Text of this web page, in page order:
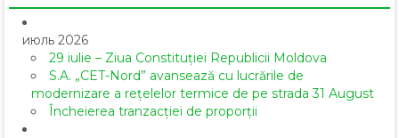
июль 2026
29 iulie – Ziua Constituției Republicii Moldova
S.A. „CET-Nord” avansează cu lucrările de
modernizare a rețelelor termice de pe strada 31 August
Încheierea tranzacției de proporții